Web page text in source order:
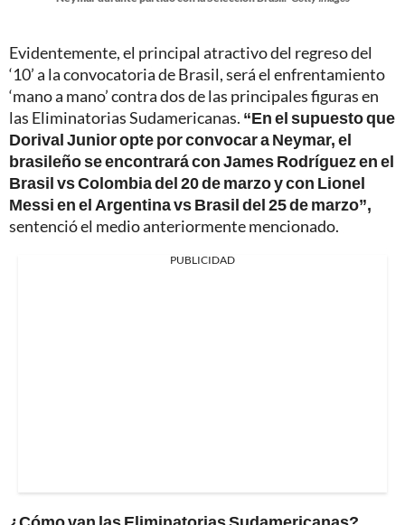
Evidentemente, el principal atractivo del regreso del
‘10’ a la convocatoria de Brasil, será el enfrentamiento
‘mano a mano’ contra dos de las principales figuras en
las Eliminatorias Sudamericanas. “En el supuesto que
Dorival Junior opte por convocar a Neymar, el
brasileño se encontrará con James Rodríguez en el
Brasil vs Colombia del 20 de marzo y con Lionel
Messi en el Argentina vs Brasil del 25 de marzo”,
sentenció el medio anteriormente mencionado.
PUBLICIDAD